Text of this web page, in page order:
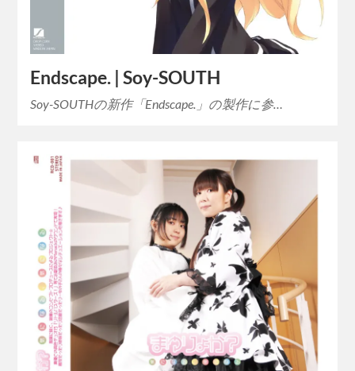
Endscape. | Soy-SOUTH
Soy-SOUTHの新作「Endscape.」の製作に参…